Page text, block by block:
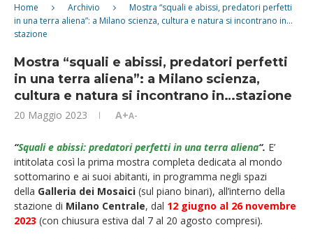
Home Archivio
Mostra “squali e abissi, predatori perfetti
in una terra aliena”: a Milano scienza, cultura e natura si incontrano in…
stazione
Mostra “squali e abissi, predatori perfetti
in una terra aliena”: a Milano scienza,
cultura e natura si incontrano in…stazione
20 Maggio 2023 A+A-
“Squali e abissi: predatori perfetti in una terra aliena“. E’
intitolata così la prima mostra completa dedicata al mondo
sottomarino e ai suoi abitanti, in programma negli spazi
della Galleria dei Mosaici (sul piano binari), all’interno della
stazione di Milano Centrale, dal 12 giugno al 26 novembre
2023 (con chiusura estiva dal 7 al 20 agosto compresi).